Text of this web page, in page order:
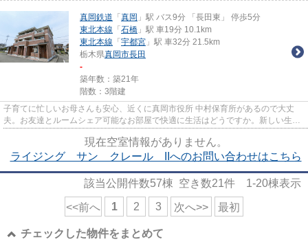
真岡鉄道 「 真岡 」駅 バス9分 「長田東」 停歩5分
東北本線 「 石橋 」駅 車19分 10.1km
東北本線 「 宇都宮 」駅 車32分 21.5km
栃木県真岡市長田
-
築年数：築21年
階数：3階建
子育てに忙しいお母さんも安心、近くに真岡市役所 中村保育所があるので大丈
夫。お友達とルームシェア可能なお部屋で快適に生活はどうですか。新しい生活
現在空室情報がありません。
ライジング サン クレール IIへのお問い合わせはこちら
該当公開件数57棟 空き数21件 1-20棟表示
<<前へ 1 2 3 次へ>> 最初
チェックした物件をまとめて